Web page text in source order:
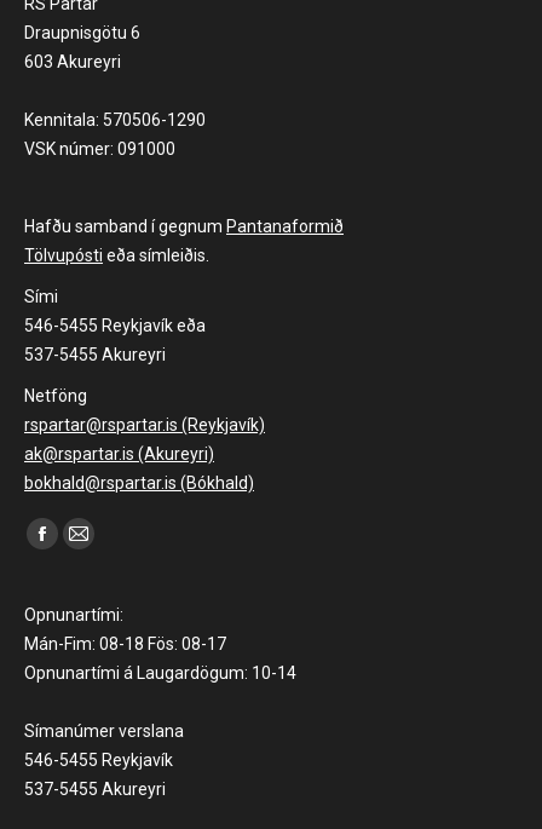
Draupnisgötu 6
603 Akureyri
Kennitala: 570506-1290
VSK númer: 091000
Hafðu samband í gegnum Pantanaformið
Tölvupósti eða símleiðis.
Sími
546-5455 Reykjavík eða
537-5455 Akureyri
Netföng
rspartar@rspartar.is (Reykjavík)
ak@rspartar.is (Akureyri)
bokhald@rspartar.is (Bókhald)
Find us on:
Facebook
opens
in
new
Mail
opens
in
new
Opnunartími:
Mán-Fim: 08-18 Fös: 08-17
Opnunartími á Laugardögum: 10-14
Símanúmer verslana
546-5455 Reykjavík
537-5455 Akureyri